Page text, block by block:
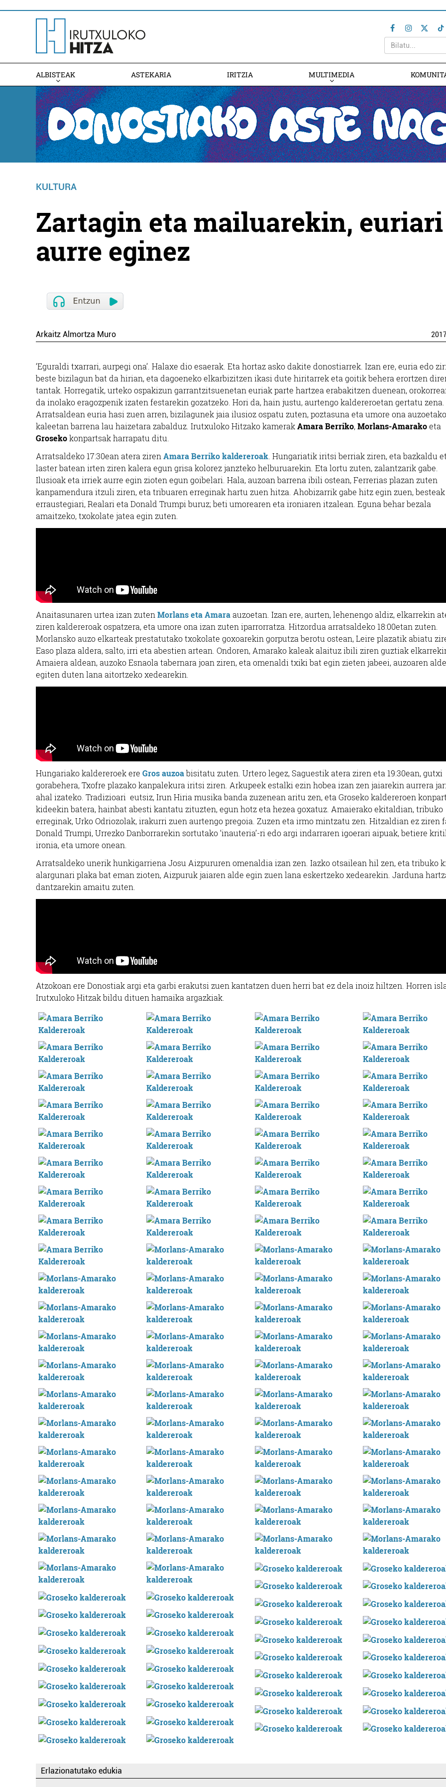
ALBISTEAK ASTEKARIA IRITZIA MULTIMEDIA
KULTURA
Zartagin eta mailuarekin, euriari
aurre eginez
Arkaitz Almortza Muro
‘Eguraldi txarrari, aurpegi ona’. Halaxe dio esaerak. Eta hortaz asko dakite donostiarrek. Izan ere, euria edo
beste bizilagun bat da hirian, eta dagoeneko elkarbizitzen ikasi dute hiritarrek eta goitik behera erortzen
tantak. Horregatik, urteko ospakizun garrantzitsuenetan euriak parte hartzea erabakitzen duenean,
da inolako eragozpenik izaten festarekin gozatzeko. Hori da, hain justu, aurtengo kaldereroetan gertatu zena.
Arratsaldean euria hasi zuen arren, bizilagunek jaia ilusioz ospatu zuten, poztasuna eta umore ona auzoetako
kaleetan barrena lau haizetara zabalduz. Irutxuloko Hitzako kamerakAmara Berriko,Morlans-Amarakoeta
Grosekokonpartsak harrapatu ditu.
Arratsaldeko 17:30ean atera ziren Amara Berriko kaldereroak . Hungariatik iritsi berriak ziren, eta bazkaldu
laster batean irten ziren kalera egun grisa kolorez janzteko helburuarekin. Eta lortu zuten, zalantzarik gabe.
Ilusioak eta irriek aurre egin zioten egun goibelari. Hala, auzoan barrena ibili ostean, Ferrerias plazan zuten
kanpamendura itzuli ziren, eta tribuaren erreginak hartu zuen hitza. Ahobizarrik gabe hitz egin zuen, besteak
erraustegiari, Realari eta Donald Trumpi buruz; beti umorearen eta ironiaren itzalean. Eguna behar bezala
amaitzeko, txokolate jatea egin zuten.
Anaitasunaren urtea izan zuten Morlans eta Amaraauzoetan. Izan ere, aurten, lehenengo aldiz, elkarrekin
ziren kaldereroak ospatzera, eta umore ona izan zuten iparrorratza. Hitzordua arratsaldeko 18:00etan zuten.
Morlansko auzo elkarteak prestatutako txokolate goxoarekin gorputza berotu ostean, Leire plazatik abiatu
Easo plaza aldera, salto, irri eta abestien artean. Ondoren, Amarako kaleak alaituz ibili ziren guztiak
Amaiera aldean, auzokoEsnaola tabernara joan ziren, eta omenaldi txiki bat egin zieten jabeei, auzoaren alde
egiten duten lana aitortzeko xedearekin.
Hungariako kaldereroek ere Gros auzoabisitatu zuten. Urtero legez, Saguestik atera ziren eta 19:30ean, gutxi
gorabehera, Txofre plazako kanpalekura iritsi ziren. Arkupeek estalki ezin hobea izan zen jaiarekin aurrera
ahal izateko. Tradizioari eutsiz, Irun Hiria musika banda zuzenean aritu zen, eta Groseko kaldereroen
kideekin batera, hainbat abesti kantatu zituzten, egun hotz eta hezea goxatuz. Amaierako ekitaldian, tribuko
erreginak, Urko Odriozolak, irakurri zuen aurtengo pregoia. Zuzen eta irmo mintzatu zen. Hitzaldian ez ziren
Donald Trumpi, Urrezko Danborrarekin sortutako ‘inauteria’-ri edo argi indarraren igoerari aipuak, betiere
ironia, eta umore onean.
Arratsaldeko unerik hunkigarriena Josu Aizpururen omenaldia izan zen. Iazko otsailean hil zen, eta tribuko
alargunari plaka bat eman zioten, Aizpuruk jaiaren alde egin zuen lana eskertzeko xedearekin. Jarduna
dantzarekin amaitu zuten.
Atzokoan ere Donostiak argi eta garbi erakutsi zuen kantatzen duen herri bat ez dela inoiz hiltzen. Horren
Irutxuloko Hitzak bildu dituen hamaika argazkiak.
Erlazionatutako edukia